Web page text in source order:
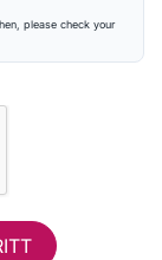
please check your